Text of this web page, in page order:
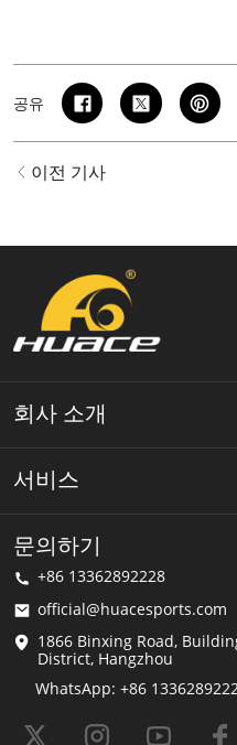
공유
이전 기사
회사 소개
약 Huace
해결책
서비스
개인 정보 정책
이용약관
배송 서비스
FAQ
문의하기
+86 13362892228
official@huacesports.com
1866 Binxing Road,
District, Hangzhou
WhatsApp: +86